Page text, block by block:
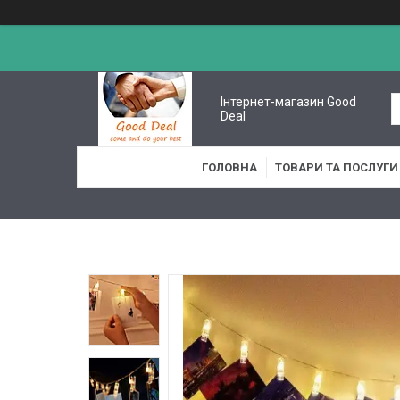
Інтернет-магазин Good
Deal
ГОЛОВНА ТОВАРИ ТА ПОСЛУГИ